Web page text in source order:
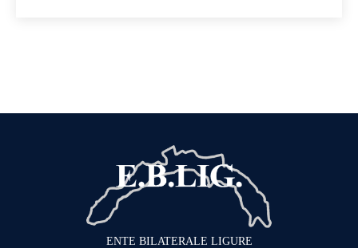
ENTE BILATERALE LIGURE